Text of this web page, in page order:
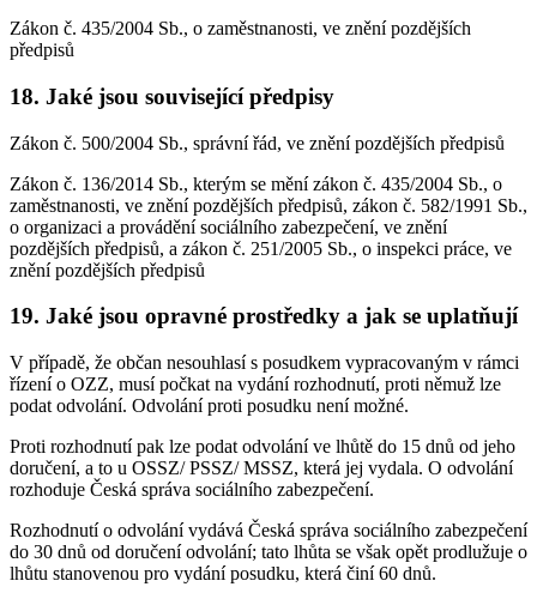
Zákon č. 435/2004 Sb., o zaměstnanosti, ve znění pozdějších
předpisů
18. Jaké jsou související předpisy
Zákon č. 500/2004 Sb., správní řád, ve znění pozdějších předpisů
Zákon č. 136/2014 Sb., kterým se mění zákon č. 435/2004 Sb., o
zaměstnanosti, ve znění pozdějších předpisů, zákon č. 582/1991 Sb.,
o organizaci a provádění sociálního zabezpečení, ve znění
pozdějších předpisů, a zákon č. 251/2005 Sb., o inspekci práce, ve
znění pozdějších předpisů
19. Jaké jsou opravné prostředky a jak se uplatňují
V případě, že občan nesouhlasí s posudkem vypracovaným v rámci
řízení o OZZ, musí počkat na vydání rozhodnutí, proti němuž lze
podat odvolání. Odvolání proti posudku není možné.
Proti rozhodnutí pak lze podat odvolání ve lhůtě do 15 dnů od jeho
doručení, a to u OSSZ/ PSSZ/ MSSZ, která jej vydala. O odvolání
rozhoduje Česká správa sociálního zabezpečení.
Rozhodnutí o odvolání vydává Česká správa sociálního zabezpečení
do 30 dnů od doručení odvolání; tato lhůta se však opět prodlužuje o
lhůtu stanovenou pro vydání posudku, která činí 60 dnů.